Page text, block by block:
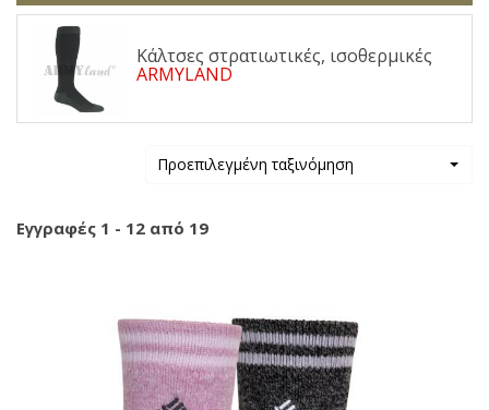
Κάλτσες στρατιωτικές, ισοθερμικές
ARMYLAND
Προεπιλεγμένη ταξινόμηση
Εγγραφές 1 - 12 από 19